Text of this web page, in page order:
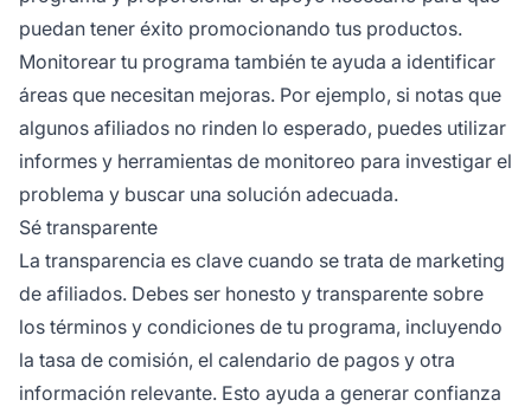
puedan tener éxito promocionando tus productos.
Monitorear tu programa también te ayuda a identificar
áreas que necesitan mejoras. Por ejemplo, si notas que
algunos afiliados no rinden lo esperado, puedes utilizar
informes y herramientas de monitoreo para investigar el
problema y buscar una solución adecuada.
Sé transparente
La transparencia es clave cuando se trata de marketing
de afiliados. Debes ser honesto y transparente sobre
los términos y condiciones de tu programa, incluyendo
la tasa de comisión, el calendario de pagos y otra
información relevante. Esto ayuda a generar confianza